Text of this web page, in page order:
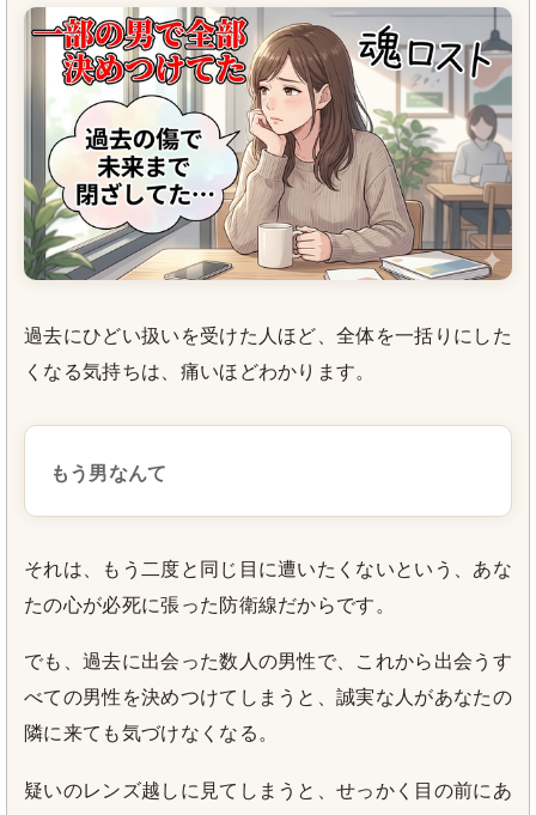
過去にひどい扱いを受けた人ほど、全体を一括りにした
くなる気持ちは、痛いほどわかります。
もう男なんて
それは、もう二度と同じ目に遭いたくないという、あな
たの心が必死に張った防衛線だからです。
でも、過去に出会った数人の男性で、これから出会うす
べての男性を決めつけてしまうと、誠実な人があなたの
隣に来ても気づけなくなる。
疑いのレンズ越しに見てしまうと、せっかく目の前にあ